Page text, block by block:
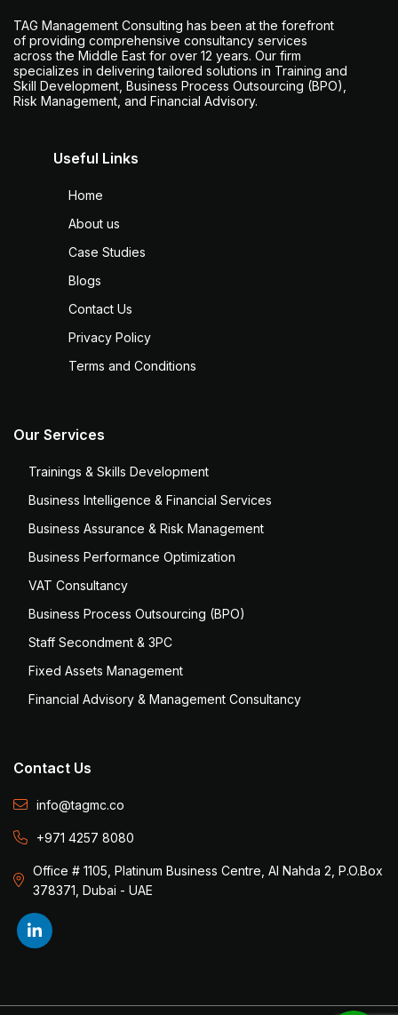
TAG Management Consulting has been at the forefront
of providing comprehensive consultancy services
across the Middle East for over 12 years. Our firm
specializes in delivering tailored solutions in Training and
Skill Development, Business Process Outsourcing (BPO),
Risk Management, and Financial Advisory.
Useful Links
Home
About us
Case Studies
Blogs
Contact Us
Privacy Policy
Terms and Conditions
Our Services
Trainings & Skills Development
Business Intelligence & Financial Services
Business Assurance & Risk Management
Business Performance Optimization
VAT Consultancy
Business Process Outsourcing (BPO)
Staff Secondment & 3PC
Fixed Assets Management
Financial Advisory & Management Consultancy
Contact Us
info@tagmc.co
+971 4257 8080
Office # 1105, Platinum Business Centre, Al Nahda 2, P.O.Box
378371, Dubai - UAE